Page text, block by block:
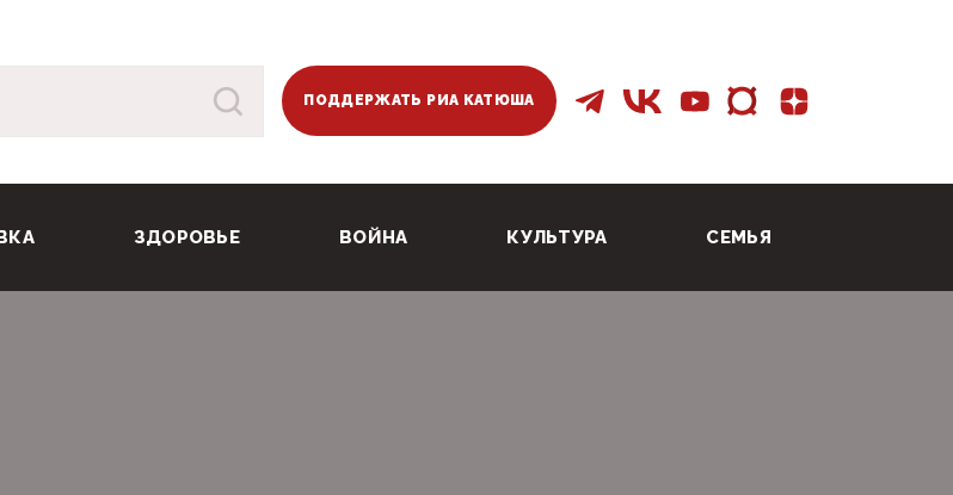
ПОДДЕРЖАТЬ РИА КАТЮША
ЗДОРОВЬЕ ВОЙНА КУЛЬТУРА СЕМЬЯ